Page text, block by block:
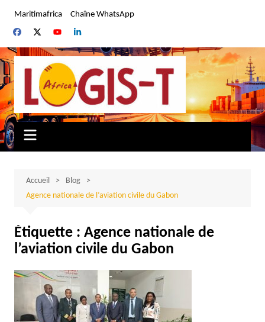
contenu
Maritimafrica Chaîne WhatsApp
Accueil
Blog
Agence nationale de l’aviation civile du Gabon
Étiquette : Agence nationale de
l’aviation civile du Gabon